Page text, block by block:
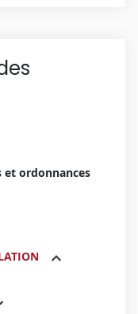
et ordonnances